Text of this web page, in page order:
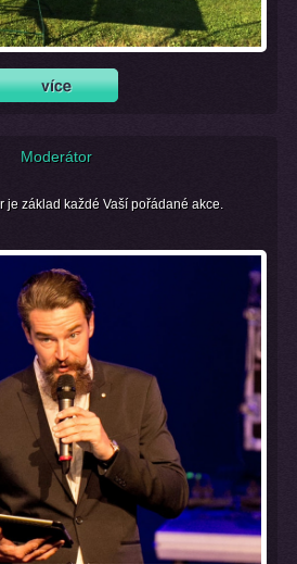
Moderátor
je základ každé Vaší pořádané akce.